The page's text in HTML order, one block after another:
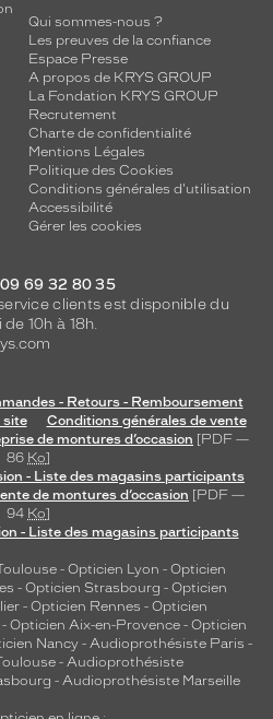
Qui sommes-nous ?
Les preuves de la confiance
Espace Presse
A propos de KRYS GROUP
La Fondation KRYS GROUP
Recrutement
Charte de confidentialité
Mentions Légales
Politique des Cookies
Conditions générales d'utilisation
Accessibilité
Gérer les cookies
69 32 80 35
clients est disponible du
10h à 18h.
- Retours - Remboursement
site
Conditions générales de vente
de montures d’occasion [PDF —
86 Ko]
- Liste des magasins participants
de montures d’occasion [PDF —
94 Ko]
- Liste des magasins participants
- Opticien Lyon - Opticien
- Opticien Strasbourg - Opticien
- Opticien Rennes - Opticien
- Opticien Aix-en-Provence - Opticien
Nancy - Audioprothésiste Paris -
- Audioprothésiste
- Audioprothésiste Marseille